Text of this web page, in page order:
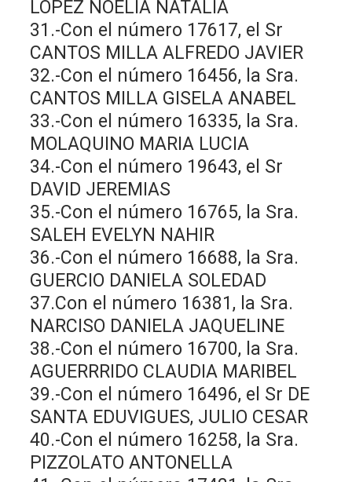
LOPEZ NOELIA NATALIA
31.-Con el número 17617, el Sr
CANTOS MILLA ALFREDO JAVIER
32.-Con el número 16456, la Sra.
CANTOS MILLA GISELA ANABEL
33.-Con el número 16335, la Sra.
MOLAQUINO MARIA LUCIA
34.-Con el número 19643, el Sr
DAVID JEREMIAS
35.-Con el número 16765, la Sra.
SALEH EVELYN NAHIR
36.-Con el número 16688, la Sra.
GUERCIO DANIELA SOLEDAD
37.Con el número 16381, la Sra.
NARCISO DANIELA JAQUELINE
38.-Con el número 16700, la Sra.
AGUERRRIDO CLAUDIA MARIBEL
39.-Con el número 16496, el Sr DE
SANTA EDUVIGUES, JULIO CESAR
40.-Con el número 16258, la Sra.
PIZZOLATO ANTONELLA